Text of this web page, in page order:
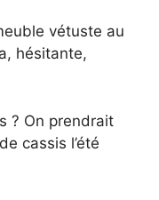
vétuste au
hésitante,
? On prendrait
cassis l’été